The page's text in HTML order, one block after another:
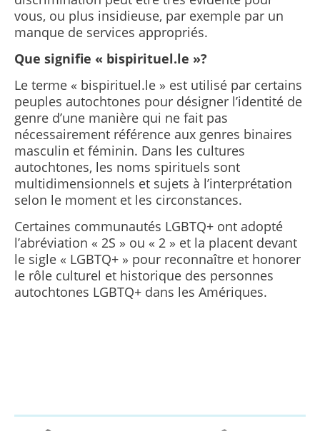
vous, ou plus insidieuse, par exemple par un
manque de services appropriés.
Que signifie « bispirituel.le »?
Le terme « bispirituel.le » est utilisé par certains
peuples autochtones pour désigner l’identité de
genre d’une manière qui ne fait pas
nécessairement référence aux genres binaires
masculin et féminin. Dans les cultures
autochtones, les noms spirituels sont
multidimensionnels et sujets à l’interprétation
selon le moment et les circonstances.
Certaines communautés LGBTQ+ ont adopté
l’abréviation « 2S » ou « 2 » et la placent devant
le sigle « LGBTQ+ » pour reconnaître et honorer
le rôle culturel et historique des personnes
autochtones LGBTQ+ dans les Amériques.